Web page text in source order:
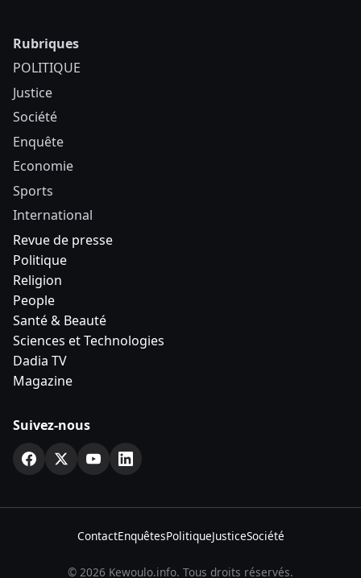
Rubriques
POLITIQUE
Justice
Société
Enquête
Economie
Sports
International
Revue de presse
Politique
Religion
People
Santé & Beauté
Sciences et Technologies
Dadia TV
Magazine
Suivez-nous
ContactEnquêtesPolitiqueJusticeSociété
© 2026 Kewoulo.info. Tous droits réservés.